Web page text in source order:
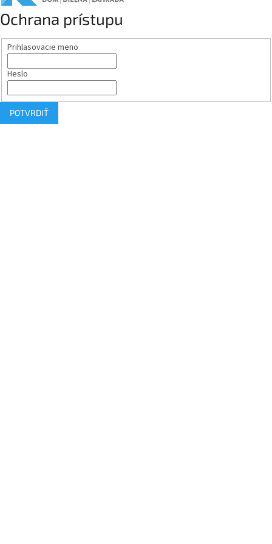
Ochrana prístupu
Prihlasovacie meno
Heslo
POTVRDIŤ